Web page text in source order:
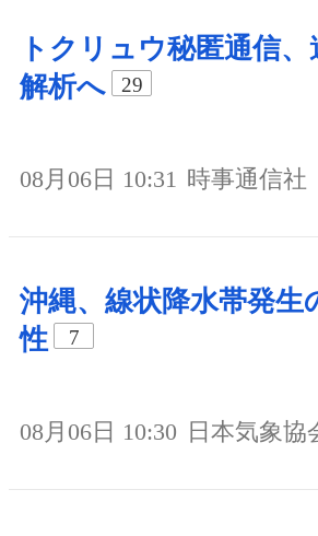
トクリュウ秘匿通信、
解析へ
29
08月06日 10:31 時事通信社
沖縄、線状降水帯発生
性
7
08月06日 10:30 日本気象協